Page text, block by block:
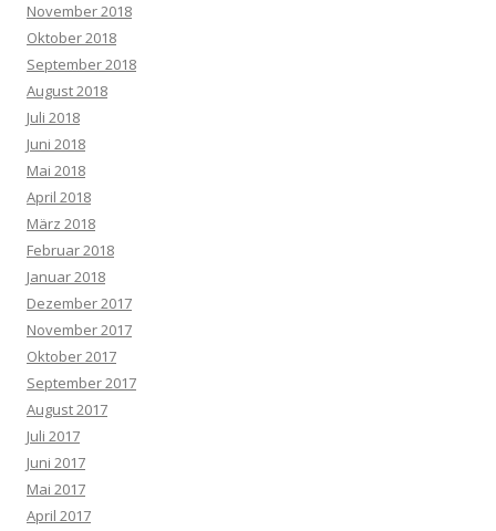
November 2018
Oktober 2018
September 2018
August 2018
Juli 2018
Juni 2018
Mai 2018
April 2018
März 2018
Februar 2018
Januar 2018
Dezember 2017
November 2017
Oktober 2017
September 2017
August 2017
Juli 2017
Juni 2017
Mai 2017
April 2017